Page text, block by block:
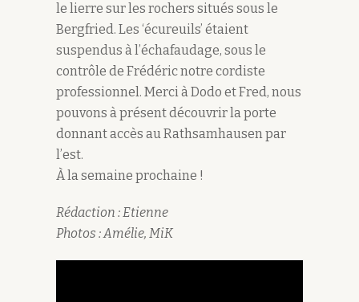
le lierre sur les rochers situés sous le
Bergfried. Les ‘écureuils’ étaient
suspendus à l’échafaudage, sous le
contrôle de Frédéric notre cordiste
professionnel. Merci à Dodo et Fred, nous
pouvons à présent découvrir la porte
donnant accès au Rathsamhausen par
l’est.
À la semaine prochaine !
Rédaction : Etienne
Photos : Amélie, MiK